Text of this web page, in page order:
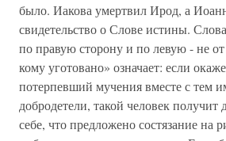
было. Иакова умертвил Ирод, а
свидетельство о Слове истины.
по правую сторону и по левую - не
кому уготовано» означает: если
потерпевший мучения вместе с тем
добродетели, такой человек получит
себе, что предложено состязание на